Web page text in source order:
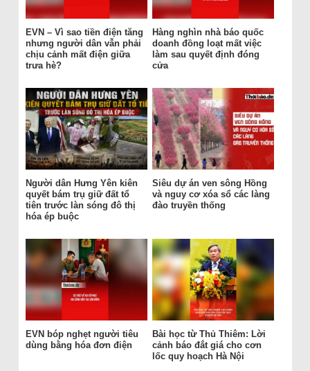
EVN – Vì sao tiền điện tăng
nhưng người dân vẫn phải
chịu cảnh mất điện giữa
trưa hè?
Hàng nghìn nhà báo quốc
doanh đồng loạt mất việc
làm sau quyết định đóng
cửa
Người dân Hưng Yên kiên
quyết bám trụ giữ đất tổ
tiên trước làn sóng đô thị
hóa ép buộc
Siêu dự án ven sông Hồng
và nguy cơ xóa sổ các làng
đào truyền thống
EVN bóp nghẹt người tiêu
dùng bằng hóa đơn điện
Bài học từ Thủ Thiêm: Lời
cảnh báo đắt giá cho cơn
lốc quy hoạch Hà Nội